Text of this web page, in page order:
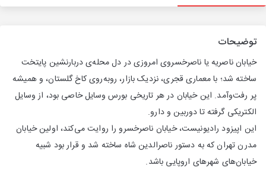
توضیحات
خیابان ناصریه یا ناصرخسروی امروزی در دل محله‌ی دربارنشین پایتخت
ساخته شد؛ با معماری قجری، نزدیک بازار، روبه‌روی کاخ گلستان، و همیشه
پر رفت‌وآمد. این خیابان در هر تاریخی بورس وسایل خاصی بود، از وسایل
الکتریکی گرفته تا دوربین و دارو.
این اپیزود رادیونیست، خیابان ناصرخسرو را روایت می‌کند، اولین خیابان
مدرن تهران که به دستور ناصرالدین شاه ساخته شد و قرار بود شبیه
خیابان‌های شهرهای اروپایی باشد.